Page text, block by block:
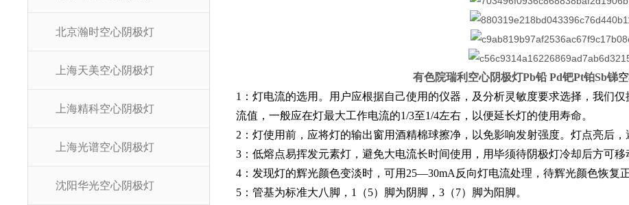
北京瀚时空心阴极灯
上海天美空心阴极灯
上海精科空心阴极灯
上海光谱空心阴极灯
沈阳华光空心阴极灯
有色院瑞利空心阴极灯Pb铅 Pd钯Pt铂Sb锑
1：灯电流的选用。用户应根据自己使用的仪器，及分析灵敏度要求选择，我们
流值，一般应在灯最大工作电流的1/3至1/4左右，以便延长灯的使用寿命。
2：灯使用前，应将灯的输出窗用酒精棉球擦净，以免影响发射强度。灯点亮后，
3：低熔点易挥发元素灯，避免大电流长时间使用，用毕须待阴极灯冷却后方可移
4：发现灯的辉光颜色变淡时，可用25—30mA反向灯电流处理，待辉光颜色恢复
5：管基为标准大八脚，1（5）脚为阴脚，3（7）脚为阳脚。